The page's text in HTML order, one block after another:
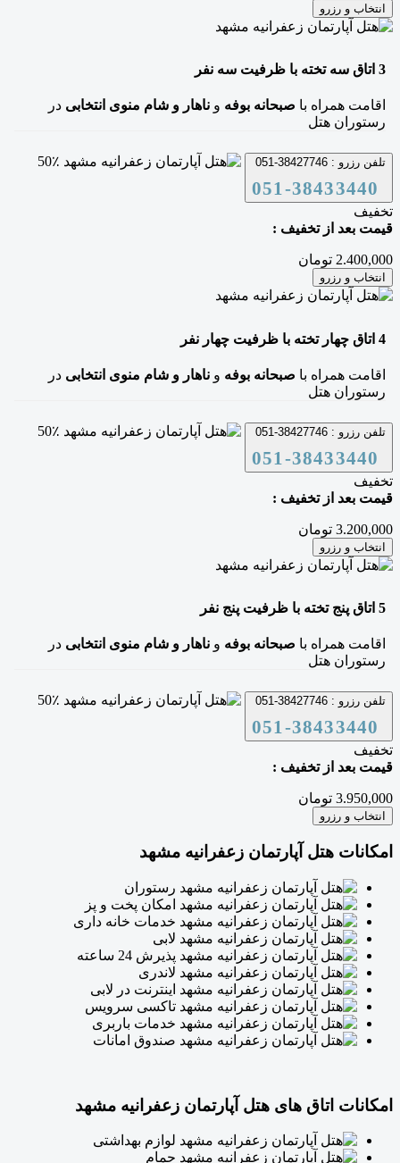
انتخاب و رزرو
3 اتاق سه تخته با ظرفیت سه نفر
اقامت همراه با صبحانه بوفه و ناهار و شام منوی انتخابی در
رستوران هتل
تلفن رزرو : 38427746-051
051-38433440
50٪
تخفیف
قیمت بعد از تخفیف :
2.400,000 تومان
انتخاب و رزرو
4 اتاق چهار تخته با ظرفیت چهار نفر
اقامت همراه با صبحانه بوفه و ناهار و شام منوی انتخابی در
رستوران هتل
تلفن رزرو : 38427746-051
051-38433440
50٪
تخفیف
قیمت بعد از تخفیف :
3.200,000 تومان
انتخاب و رزرو
5 اتاق پنج تخته با ظرفیت پنج نفر
اقامت همراه با صبحانه بوفه و ناهار و شام منوی انتخابی در
رستوران هتل
تلفن رزرو : 38427746-051
051-38433440
50٪
تخفیف
قیمت بعد از تخفیف :
3.950,000 تومان
انتخاب و رزرو
امکانات هتل آپارتمان زعفرانیه مشهد
رستوران
امکان پخت و پز
خدمات خانه داری
لابی
پذیرش 24 ساعته
لاندری
اینترنت در لابی
تاکسی سرویس
خدمات باربری
صندوق امانات
امکانات اتاق های هتل آپارتمان زعفرانیه مشهد
لوازم بهداشتی
حمام